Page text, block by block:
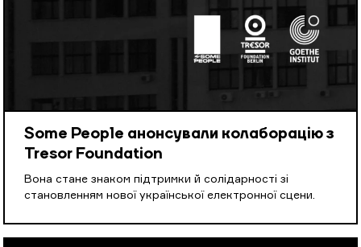
Some People анонсували колаборацію з
Tresor Foundation
Вона стане знаком підтримки й солідарності зі
становленням нової української електронної сцени.